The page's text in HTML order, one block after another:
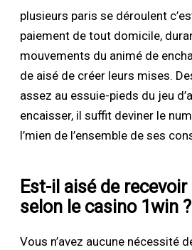
plusieurs paris se déroulent
paiement de tout domicile,
mouvements du animé de
de aisé de créer leurs mises.
assez au essuie-pieds du jeu
encaisser, il suffit deviner le
l’mien de l’ensemble de ses
Est-il aisé de
selon le casino 1win ?
Vous n’avez aucune nécessité